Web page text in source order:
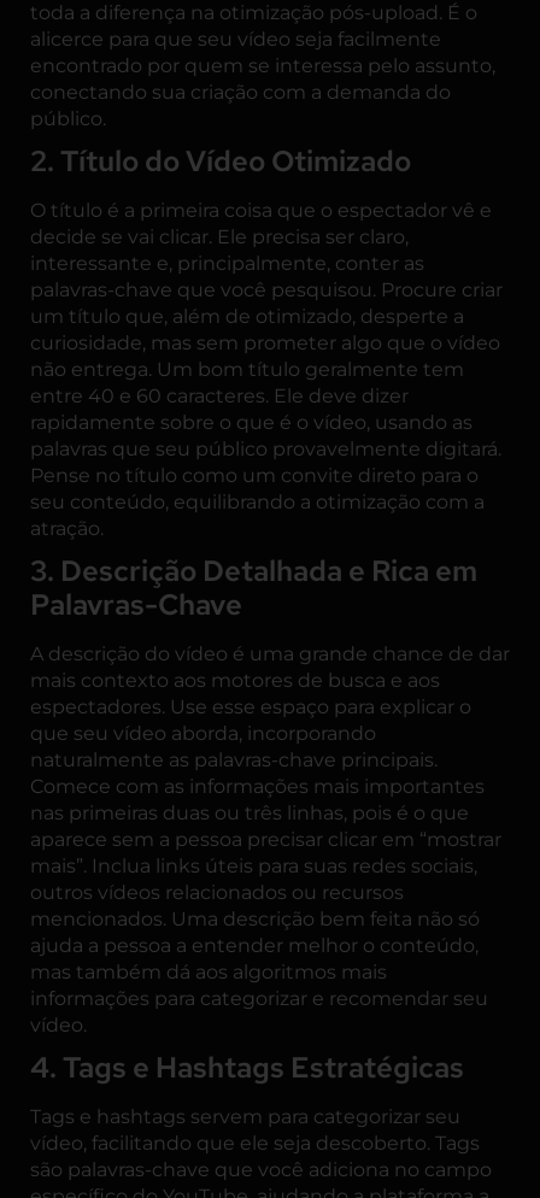
toda a diferença na otimização pós-upload. É o
alicerce para que seu vídeo seja facilmente
encontrado por quem se interessa pelo assunto,
conectando sua criação com a demanda do
público.
2. Título do Vídeo Otimizado
O título é a primeira coisa que o espectador vê e
decide se vai clicar. Ele precisa ser claro,
interessante e, principalmente, conter as
palavras-chave que você pesquisou. Procure criar
um título que, além de otimizado, desperte a
curiosidade, mas sem prometer algo que o vídeo
não entrega. Um bom título geralmente tem
entre 40 e 60 caracteres. Ele deve dizer
rapidamente sobre o que é o vídeo, usando as
palavras que seu público provavelmente digitará.
Pense no título como um convite direto para o
seu conteúdo, equilibrando a otimização com a
atração.
3. Descrição Detalhada e Rica em
Palavras-Chave
A descrição do vídeo é uma grande chance de dar
mais contexto aos motores de busca e aos
espectadores. Use esse espaço para explicar o
que seu vídeo aborda, incorporando
naturalmente as palavras-chave principais.
Comece com as informações mais importantes
nas primeiras duas ou três linhas, pois é o que
aparece sem a pessoa precisar clicar em “mostrar
mais”. Inclua links úteis para suas redes sociais,
outros vídeos relacionados ou recursos
mencionados. Uma descrição bem feita não só
ajuda a pessoa a entender melhor o conteúdo,
mas também dá aos algoritmos mais
informações para categorizar e recomendar seu
vídeo.
4. Tags e Hashtags Estratégicas
Tags e hashtags servem para categorizar seu
vídeo, facilitando que ele seja descoberto. Tags
são palavras-chave que você adiciona no campo